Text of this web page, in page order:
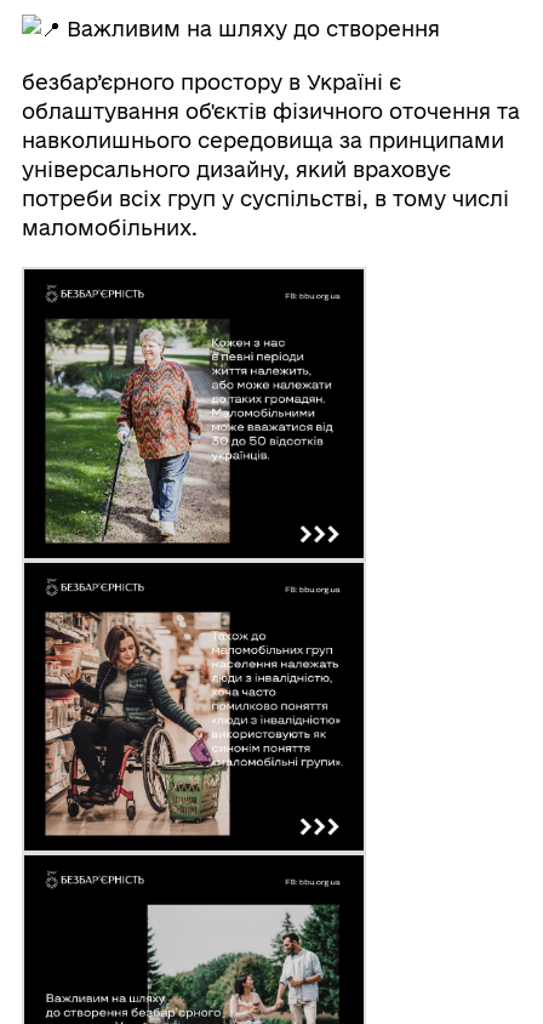
Важливим на шляху до створення
безбар’єрного простору в Україні є
облаштування об'єктів фізичного оточення та
навколишнього середовища за принципами
універсального дизайну, який враховує
потреби всіх груп у суспільстві, в тому числі
маломобільних.